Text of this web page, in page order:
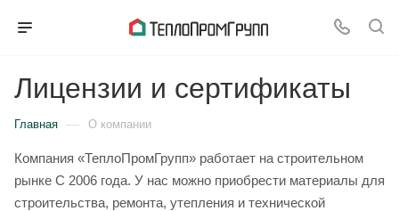
Лицензии и сертификаты
Главная — О компании
Компания «ТеплоПромГрупп» работает на строительном
рынке C 2006 года. У нас можно приобрести материалы для
строительства, ремонта, утепления и технической